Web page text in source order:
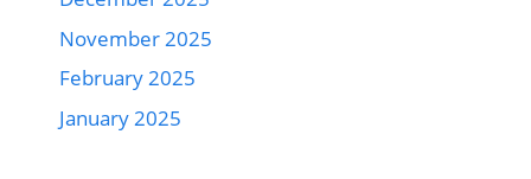
November 2025
February 2025
January 2025